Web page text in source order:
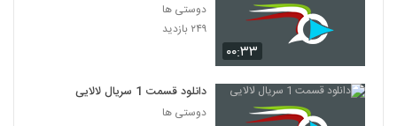
۰۰:۳۳
دوستی ها
۲۴۹ بازدید
دانلود قسمت 1 سریال لالایی
دوستی ها